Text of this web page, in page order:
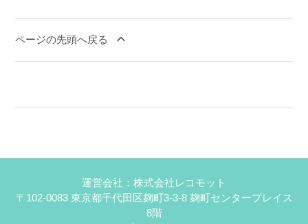
ページの先頭へ戻る
運営会社：株式会社レコモット
〒102-0083 東京都千代田区麹町3-3-8 麹町センタープレイス
8階